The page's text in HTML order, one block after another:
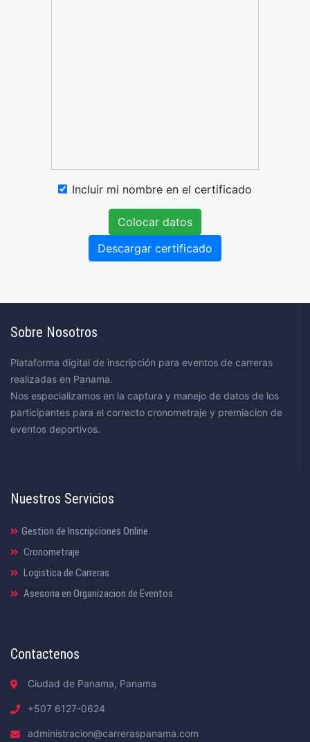
Incluir mi nombre en el certificado
Colocar datos
Descargar certificado
Sobre Nosotros
Plataforma digital de inscripción para eventos de carreras
realizadas en Panama.
Nos especializamos en la captura y manejo de datos de los
participantes para el correcto cronometraje y premiacion de
eventos deportivos.
Nuestros Servicios
Gestion de Inscripciones Online
Cronometraje
Logistica de Carreras
Asesoria en Organizacion de Eventos
Contactenos
Ciudad de Panama, Panama
+507 6127-0624
administracion@carreraspanama.com